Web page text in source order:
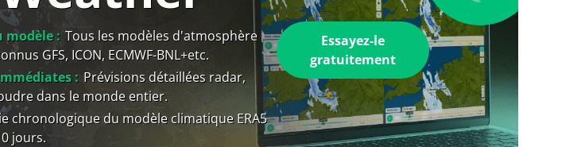
modèle : Tous les modèles d'atmosphère
GFS, ICON, ECMWF-BNL+etc.
: Prévisions détaillées radar,
dans le monde entier.
chronologique du modèle climatique ERA5
jours.
Essayez-le
gratuitement